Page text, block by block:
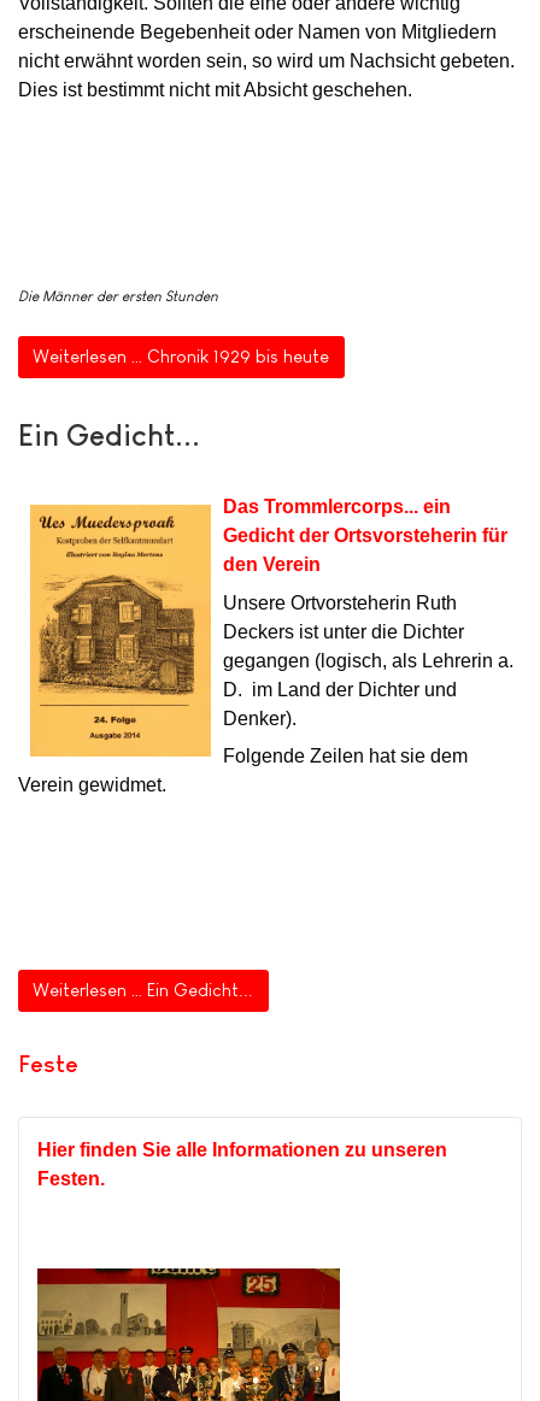
erscheinende Begebenheit oder Namen von Mitgliedern
nicht erwähnt worden sein, so wird um Nachsicht gebeten.
Dies ist bestimmt nicht mit Absicht geschehen.
Die Männer der ersten Stunden
Weiterlesen … Chronik 1929 bis heute
Ein Gedicht...
Das Trommlercorps... ein
Gedicht der Ortsvorsteherin für
den Verein
Unsere Ortvorsteherin Ruth
Deckers ist unter die Dichter
gegangen (logisch, als Lehrerin a.
D. im Land der Dichter und
Denker).
Folgende Zeilen hat sie dem
Verein gewidmet.
Weiterlesen … Ein Gedicht...
Feste
Hier finden Sie alle Informationen zu unseren
Festen.